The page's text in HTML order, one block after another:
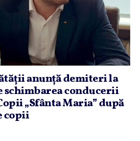
anunţă demiteri la
schimbarea conducerii
„Sfânta Maria” după
copii